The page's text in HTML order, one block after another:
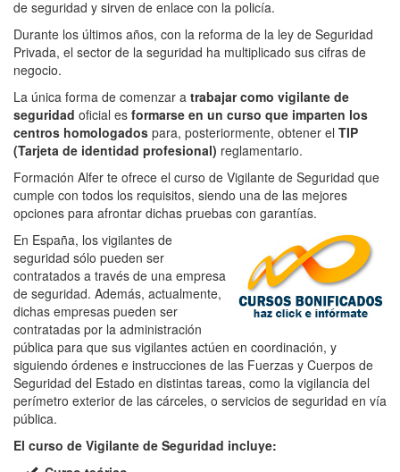
de seguridad y sirven de enlace con la policía.
Durante los últimos años, con la reforma de la ley de Seguridad
Privada, el sector de la seguridad ha multiplicado sus cifras de
negocio.
La única forma de comenzar a trabajar como vigilante de
seguridad oficial es formarse en un curso que imparten los
centros homologados para, posteriormente, obtener el TIP
(Tarjeta de identidad profesional) reglamentario.
Formación Alfer te ofrece el curso de Vigilante de Seguridad que
cumple con todos los requisitos, siendo una de las mejores
opciones para afrontar dichas pruebas con garantías.
En España, los vigilantes de
seguridad sólo pueden ser
contratados a través de una empresa
de seguridad. Además, actualmente,
dichas empresas pueden ser
contratadas por la administración
pública para que sus vigilantes actúen en coordinación, y
siguiendo órdenes e instrucciones de las Fuerzas y Cuerpos de
Seguridad del Estado en distintas tareas, como la vigilancia del
perímetro exterior de las cárceles, o servicios de seguridad en vía
pública.
El curso de Vigilante de Seguridad incluye: